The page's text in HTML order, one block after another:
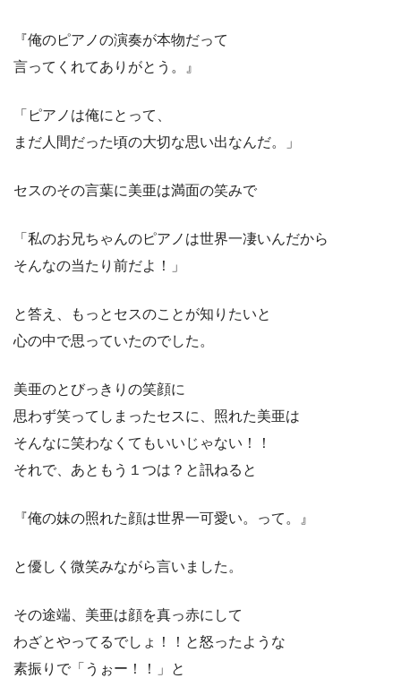
『俺のピアノの演奏が本物だって
言ってくれてありがとう。』
「ピアノは俺にとって、
まだ人間だった頃の大切な思い出なんだ。」
セスのその言葉に美亜は満面の笑みで
「私のお兄ちゃんのピアノは世界一凄いんだから
そんなの当たり前だよ！」
と答え、もっとセスのことが知りたいと
心の中で思っていたのでした。
美亜のとびっきりの笑顔に
思わず笑ってしまったセスに、照れた美亜は
そんなに笑わなくてもいいじゃない！！
それで、あともう１つは？と訊ねると
『俺の妹の照れた顔は世界一可愛い。って。』
と優しく微笑みながら言いました。
その途端、美亜は顔を真っ赤にして
わざとやってるでしょ！！と怒ったような
素振りで「うぉー！！」と